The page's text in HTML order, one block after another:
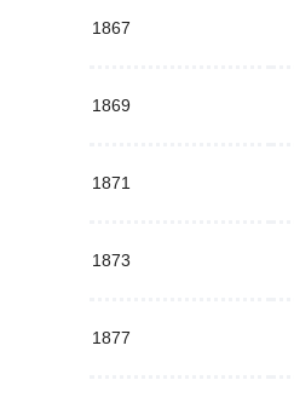
1867
1869
1871
1873
1877